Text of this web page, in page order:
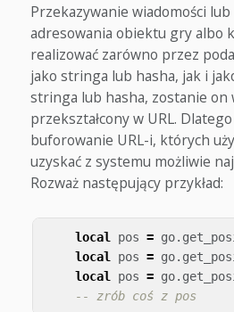
Przekazywanie wiadomości
adresowania obiektu gry albo
realizować zarówno przez
jako stringa lub hasha, jak i
stringa lub hasha, zostanie
przekształcony w URL.
buforowanie URL-i, których
uzyskać z systemu możliwie
Rozważ następujący przykład:
local pos = go.
local
pos = go.
local
pos = go.
-- zrób coś z pos